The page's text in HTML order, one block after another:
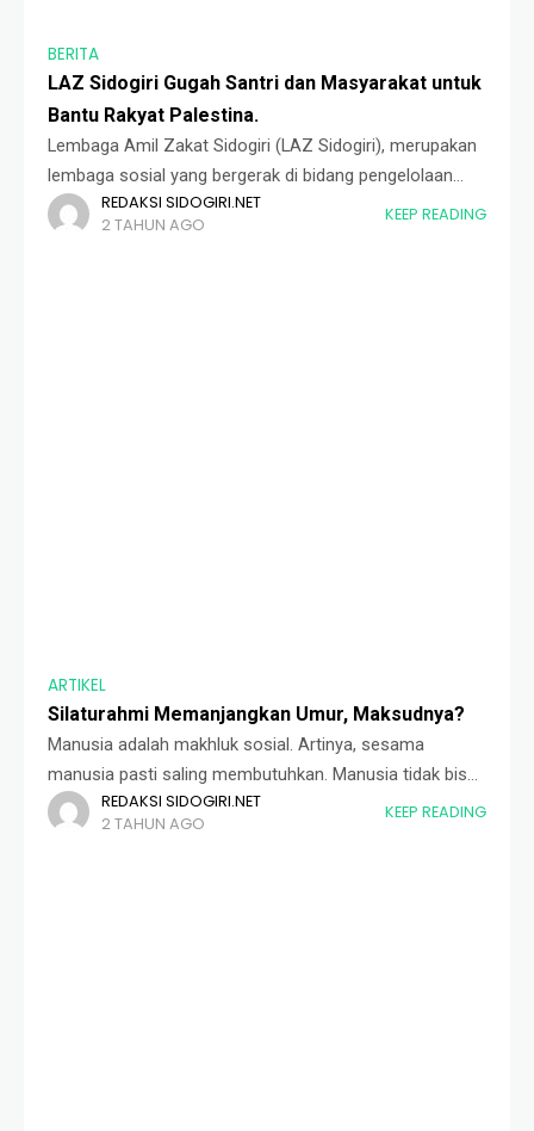
BERITA
LAZ Sidogiri Gugah Santri dan Masyarakat untuk
Bantu Rakyat Palestina.
Lembaga Amil Zakat Sidogiri (LAZ Sidogiri), merupakan
lembaga sosial yang bergerak di bidang pengelolaan
zakat, infaq, dan sedekah melalui program
pemberdayaan masyarakat. Untuk yang kali keduanya
REDAKSI SIDOGIRI.NET
2 TAHUN AGO
KEEP READING
ARTIKEL
Silaturahmi Memanjangkan Umur, Maksudnya?
Manusia adalah makhluk sosial. Artinya, sesama
manusia pasti saling membutuhkan. Manusia tidak bisa
hidup sendiri-sendiri, sebab mereka tidak bisa
memenuhi segala kebutuhan kesehariannya tanpa
REDAKSI SIDOGIRI.NET
2 TAHUN AGO
KEEP READING